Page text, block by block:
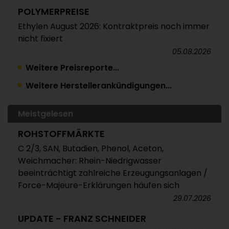
POLYMERPREISE
Ethylen August 2026: Kontraktpreis noch immer
nicht fixiert
05.08.2026
TRINSEO
Deutliche Preiserhöhungen für Polystyrol, ABS
POLYMERPREISE
Vorprodukte Juli/August 2026
POLYMERPREISE
Styrolkunststoffe Juli 2026: Absturz der SM-
Atempause wohl aber nur von kurzer Dauer
Weitere Preisreporte...
Weitere Herstellerankündigungen...
Meistgelesen
ROHSTOFFMÄRKTE
C 2/3, SAN, Butadien, Phenol, Aceton,
Weichmacher: Rhein-Niedrigwasser
beeinträchtigt zahlreiche Erzeugungsanlagen /
Force-Majeure-Erklärungen häufen sich
29.07.2026
UPDATE - FRANZ SCHNEIDER